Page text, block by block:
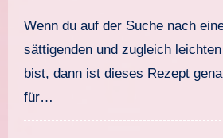
ganz ohne
Wenn du auf der Suche nach einem frischen,
sättigenden und zugleich
bist, dann ist dieses Rezept
für…